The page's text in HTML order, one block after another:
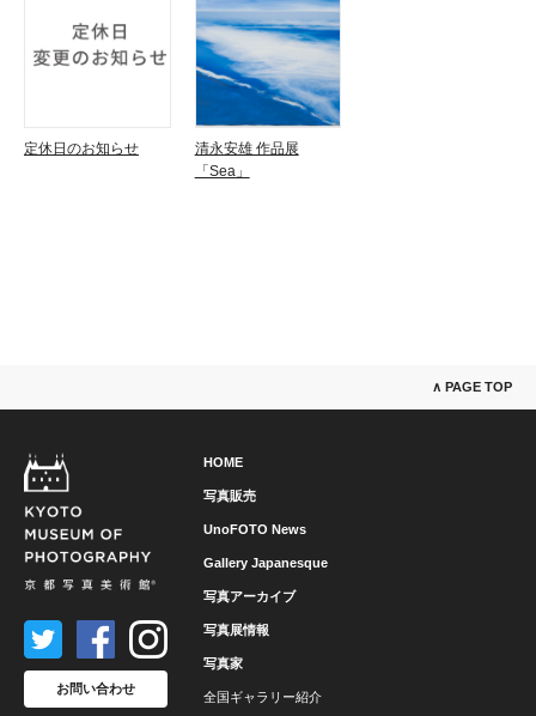
定休日のお知らせ
清永安雄 作品展
「Sea」
∧ PAGE TOP
HOME
写真販売
UnoFOTO News
Gallery Japanesque
写真アーカイブ
写真展情報
写真家
全国ギャラリー紹介
お問い合わせ